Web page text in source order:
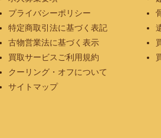
プライバシーポリシー
特定商取引法に基づく表記
古物営業法に基づく表示
買取サービスご利用規約
クーリング・オフについて
サイトマップ